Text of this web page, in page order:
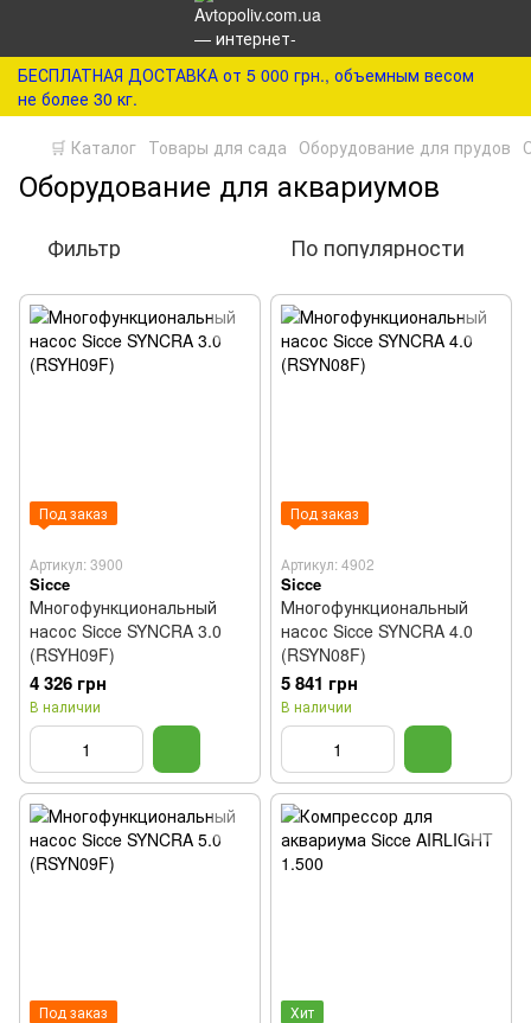
БЕСПЛАТНАЯ ДОСТАВКА от 5 000 грн., объемным весом
не более 30 кг.
🛒 Каталог Товары для сада Оборудование для прудов
Оборудование для аквариумов
Фильтр По популярности
Под заказ
Артикул: 3900
Sicce
Многофункциональный
насос Sicce SYNCRA 3.0
(RSYH09F)
4 326 грн
В наличии
Под заказ
Артикул: 4902
Sicce
Многофункциональный
насос Sicce SYNCRA 4.0
(RSYN08F)
5 841 грн
В наличии
Под заказ Хит